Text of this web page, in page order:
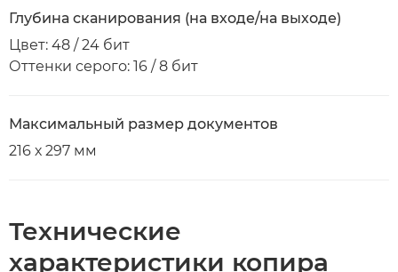
Глубина сканирования (на входе/на выходе)
Цвет: 48 / 24 бит
Оттенки серого: 16 / 8 бит
Максимальный размер документов
216 х 297 мм
Технические
характеристики копира